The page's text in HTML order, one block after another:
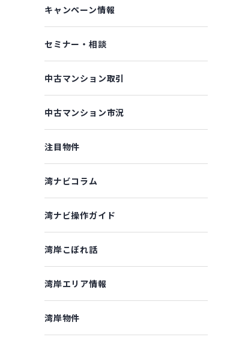
キャンペーン情報
セミナー・相談
中古マンション取引
中古マンション市況
注目物件
湾ナビコラム
湾ナビ操作ガイド
湾岸こぼれ話
湾岸エリア情報
湾岸物件